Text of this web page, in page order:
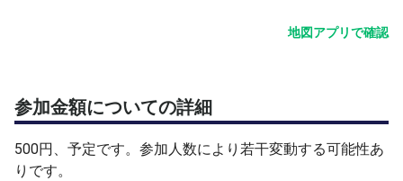
地図アプリで確認
参加金額についての詳細
500円、予定です。参加人数により若干変動する可能性あ
りです。